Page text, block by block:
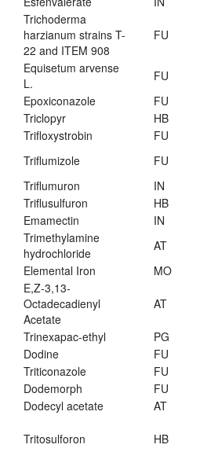
Trichoderma
harzianum strains T-
22 and ITEM 908
FU
Equisetum arvense
L.
FU
Epoxiconazole
FU
Triclopyr
HB
Trifloxystrobin
FU
Triflumizole
FU
Triflumuron
IN
Triflusulfuron
HB
Emamectin
IN
Trimethylamine
hydrochloride
AT
Elemental Iron
MO
E,Z-3,13-
Octadecadienyl
Acetate
AT
Trinexapac-ethyl PG
Dodine
FU
Triticonazole
FU
Dodemorph
FU
Dodecyl acetate
AT
Tritosulforon HB